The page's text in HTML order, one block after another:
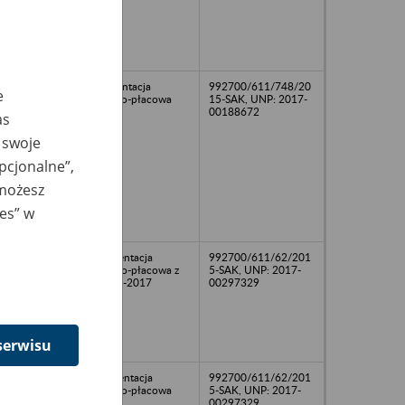
dokumentacja
osobowo-płacowa
992700/611/748/20
15-SAK, UNP: 2017-
00188672
Dokumentacja
osobowo-płacowa z
lat 2012-2017
992700/611/62/201
5-SAK, UNP: 2017-
00297329
Dokumentacja
osobowo-płacowa
992700/611/62/201
5-SAK, UNP: 2017-
w